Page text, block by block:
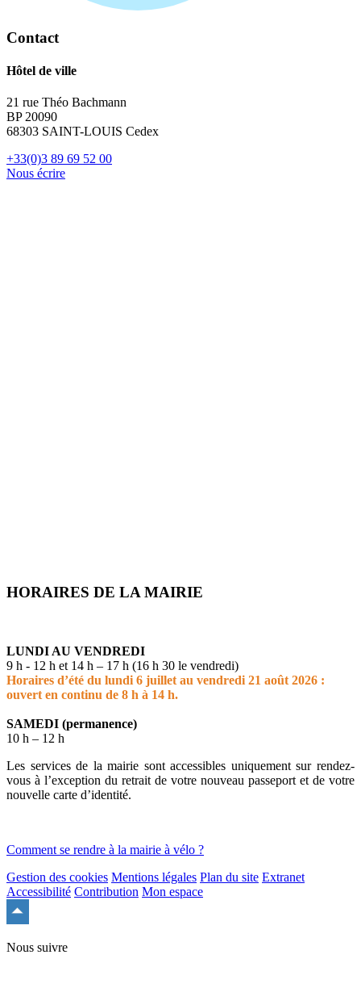
Contact
Hôtel de ville
21 rue Théo Bachmann
BP 20090
68303 SAINT-LOUIS Cedex
+33(0)3 89 69 52 00
Nous écrire
HORAIRES DE LA MAIRIE
LUNDI AU VENDREDI
9 h - 12 h et 14 h – 17 h (16 h 30 le vendredi)
Horaires d’été du lundi 6 juillet au vendredi 21 août 2026 :
ouvert en continu de 8 h à 14 h.
SAMEDI (permanence)
10 h – 12 h
Les services de la mairie sont accessibles uniquement sur rendez-
vous à l’exception du retrait de votre nouveau passeport et de votre
nouvelle carte d’identité.
Comment se rendre à la mairie à vélo ?
Gestion des cookies Mentions légales Plan du site Extranet
Accessibilité Contribution Mon espace
du
Nous suivre